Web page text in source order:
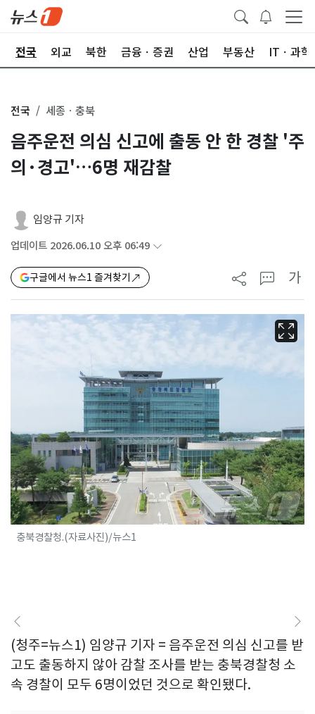
전국 외교 북한 금융ㆍ증권 산업 부동산 ITㆍ과학
전국 세종ㆍ충북
음주운전 의심 신고에 출동 안 한 경찰 '주
의·경고'…6명 재감찰
임양규 기자
업데이트 2026.06.10 오후 06:49
구글에서 뉴스1 즐겨찾기 가
충북경찰청.(자료사진)/뉴스1
(청주=뉴스1) 임양규 기자 = 음주운전 의심 신고를 받
고도 출동하지 않아 감찰 조사를 받는 충북경찰청 소
속 경찰이 모두 6명이었던 것으로 확인됐다.